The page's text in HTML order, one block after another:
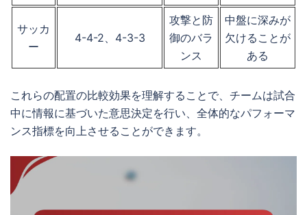
サッカ
ー
4-4-2、4-3-3
攻撃と防
御のバラ
ンス
中盤に深みが
欠けることが
ある
これらの配置の比較効果を理解することで、チームは試合
中に情報に基づいた意思決定を行い、全体的なパフォーマ
ンス指標を向上させることができます。